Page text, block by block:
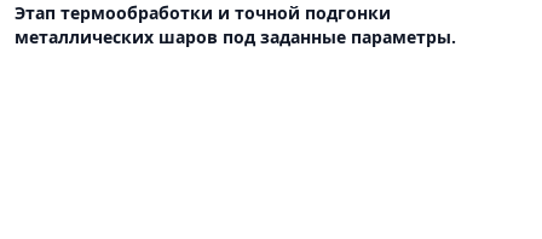
Этап термообработки и точной подгонки
металлических шаров под заданные параметры.